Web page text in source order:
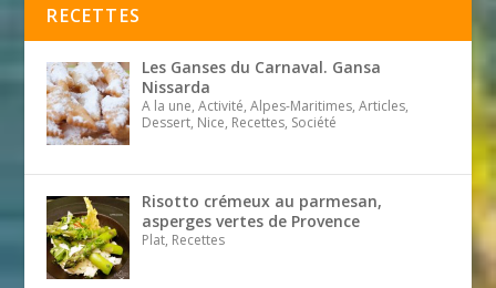
RECETTES
Les Ganses du Carnaval. Gansa
Nissarda
A la une, Activité, Alpes-Maritimes, Articles,
Dessert, Nice, Recettes, Société
Risotto crémeux au parmesan,
asperges vertes de Provence
Plat, Recettes